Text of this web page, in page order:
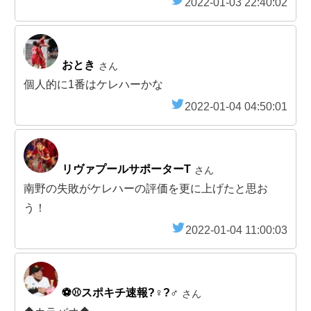
2022-01-03 22:40:02
おとき さん
個人的に1番はケレハーかな
2022-01-04 04:50:01
リヴァプールサポーターT さん
南野の失敗がケレハーの評価を更に上げたと思お
う！
2022-01-04 11:00:03
⚽️⚾️スポキチ速報?‍♀️?‍♂️ さん